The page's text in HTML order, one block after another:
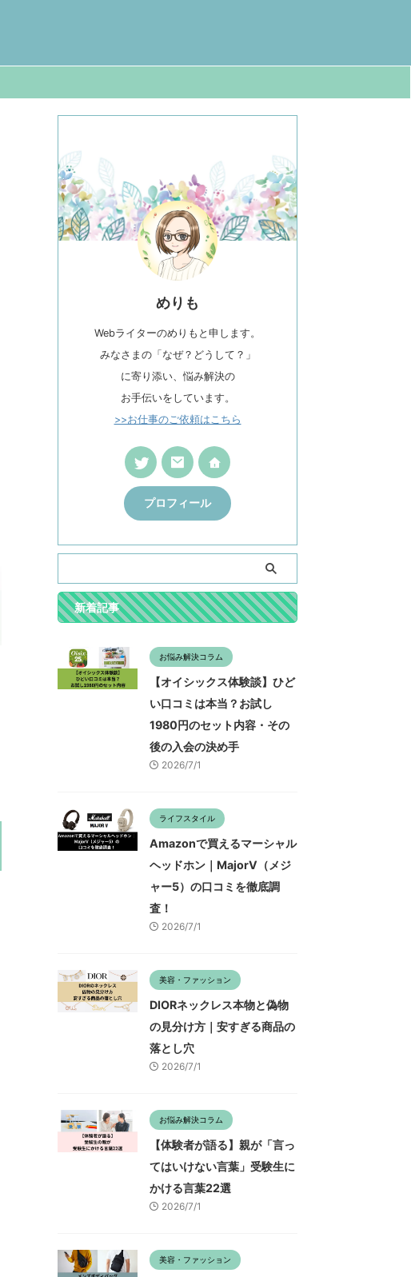
めりも
Webライターのめりもと申します。
みなさまの「なぜ？どうして？」
に寄り添い、悩み解決の
お手伝いをしています。
>>お仕事のご依頼はこちら
プロフィール
新着記事
お悩み解決コラム
【オイシックス体験談】ひど
い口コミは本当？お試し
1980円のセット内容・その
後の入会の決め手
2026/7/1
ライフスタイル
Amazonで買えるマーシャル
ヘッドホン｜MajorV（メジ
ャー5）の口コミを徹底調
査！
2026/7/1
美容・ファッション
DIORネックレス本物と偽物
の見分け方｜安すぎる商品の
落とし穴
2026/7/1
お悩み解決コラム
【体験者が語る】親が「言っ
てはいけない言葉」受験生に
かける言葉22選
2026/7/1
美容・ファッション